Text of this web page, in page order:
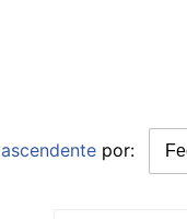
ascendente por: